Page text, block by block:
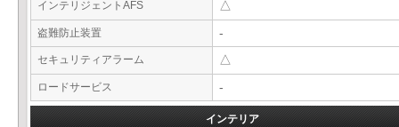
インテリジェントAFS △
盗難防止装置 -
セキュリティアラーム △
ロードサービス -
インテリア